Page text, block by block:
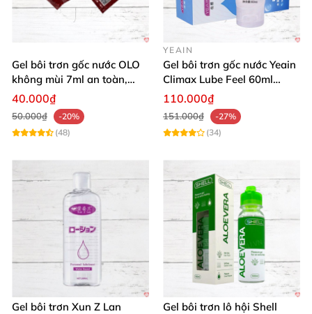
Gel bôi trơn gốc nước OLO
không mùi 7ml an toàn,
chất lượng
40.000₫
50.000₫
-20%
(48)
YEAIN
Gel bôi trơn gốc nước Yeain
Climax Lube Feel 60ml
Thăng hoa tối ưu
110.000₫
151.000₫
-27%
(34)
Gel bôi trơn Xun Z Lan
Gel bôi trơn lô hội Shell